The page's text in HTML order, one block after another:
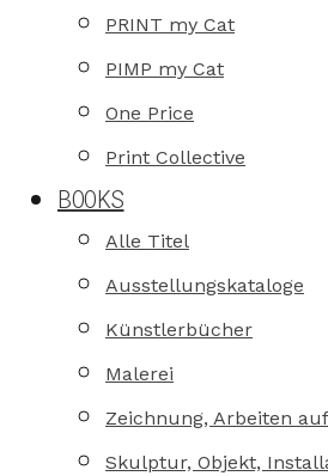
PRINT my Cat
PIMP my Cat
One Price
Print Collective
BOOKS
Alle Titel
Ausstellungskataloge
Künstlerbücher
Malerei
Zeichnung, Arbeiten
Skulptur, Objekt,